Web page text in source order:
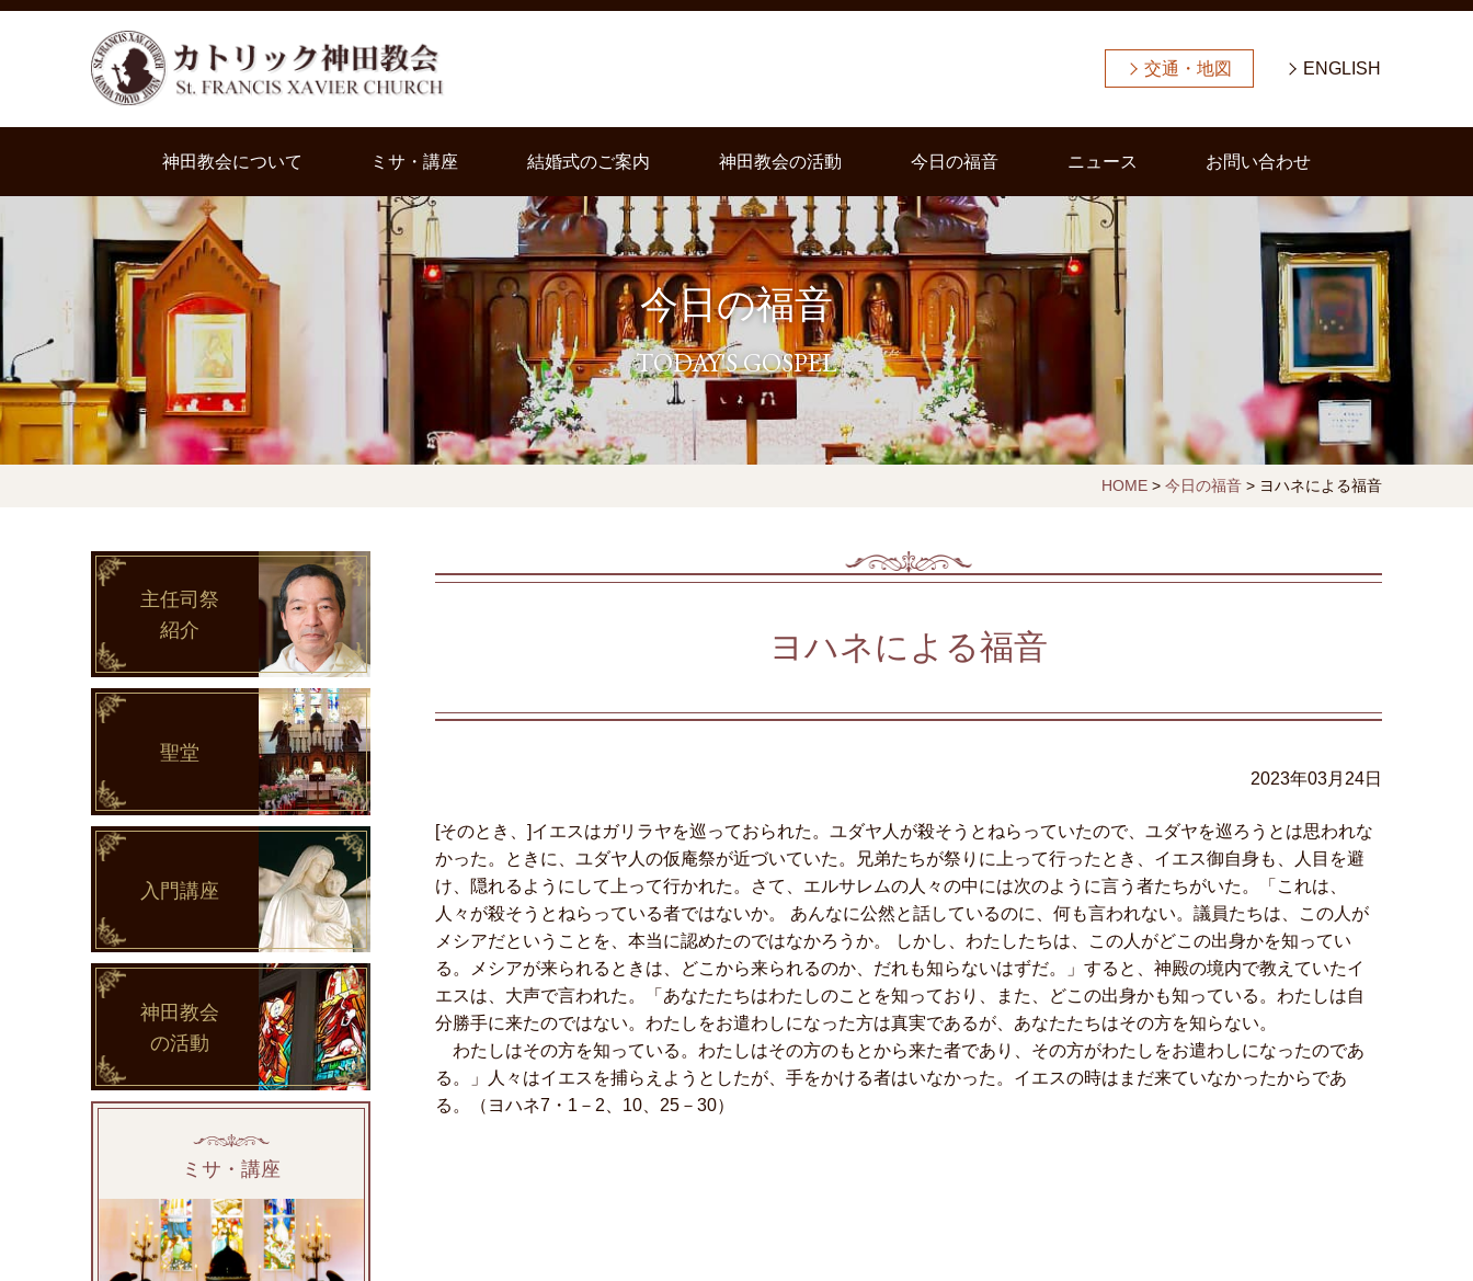
交通・地図 ENGLISH
神田教会について ミサ・講座 結婚式のご案内 神田教会の活動 今日の福音 ニュース お問い合わせ
今日の福音
TODAY'S GOSPEL
HOME> 今日の福音> ヨハネによる福音
ヨハネによる福音
2023年03月24日
[そのとき、]イエスはガリラヤを巡っておられた。ユダヤ人が殺そうとねらっていたので、ユダヤを巡ろうとは思われな
かった。ときに、ユダヤ人の仮庵祭が近づいていた。兄弟たちが祭りに上って行ったとき、イエス御自身も、人目を避
け、隠れるようにして上って行かれた。さて、エルサレムの人々の中には次のように言う者たちがいた。「これは、
人々が殺そうとねらっている者ではないか。 あんなに公然と話しているのに、何も言われない。議員たちは、この人が
メシアだということを、本当に認めたのではなかろうか。 しかし、わたしたちは、この人がどこの出身かを知ってい
る。メシアが来られるときは、どこから来られるのか、だれも知らないはずだ。」すると、神殿の境内で教えていたイ
エスは、大声で言われた。「あなたたちはわたしのことを知っており、また、どこの出身かも知っている。わたしは自
分勝手に来たのではない。わたしをお遣わしになった方は真実であるが、あなたたちはその方を知らない。
わたしはその方を知っている。わたしはその方のもとから来た者であり、その方がわたしをお遣わしになったのであ
る。」人々はイエスを捕らえようとしたが、手をかける者はいなかった。イエスの時はまだ来ていなかったからであ
る。（ヨハネ7・1－2、10、25－30）
主任司祭
紹介
聖堂
入門講座
神田教会
の活動
ミサ・講座